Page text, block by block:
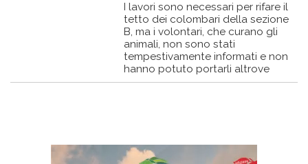
I lavori sono necessari per rifare il
tetto dei colombari della sezione
B, ma i volontari, che curano gli
animali, non sono stati
tempestivamente informati e non
hanno potuto portarli altrove